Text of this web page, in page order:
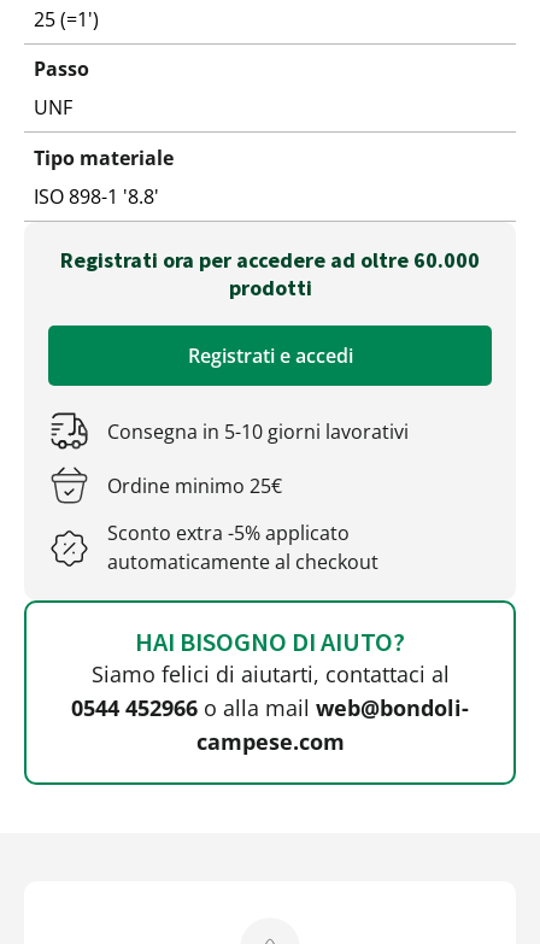
25 (=1')
Passo
UNF
Tipo materiale
ISO 898-1 '8.8'
Registrati ora per accedere ad oltre 60.000
prodotti
Registrati e accedi
Consegna in 5-10 giorni lavorativi
Ordine minimo 25€
Sconto extra -5% applicato
automaticamente al checkout
HAI BISOGNO DI AIUTO?
Siamo felici di aiutarti, contattaci al
0544 452966 o alla mail web@bondoli-
campese.com